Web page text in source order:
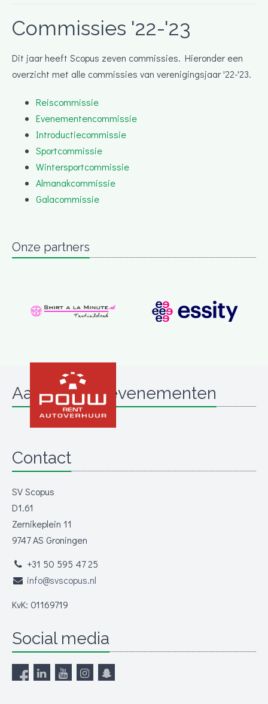
Commissies '22-'23
Dit jaar heeft Scopus zeven commissies. Hieronder een
overzicht met alle commissies van verenigingsjaar '22-'23.
Reiscommissie
Evenementencommissie
Introductiecommissie
Sportcommissie
Wintersportcommissie
Almanakcommissie
Galacommissie
Onze partners
Aanstaande evenementen
Contact
SV Scopus
D1.61
Zernikeplein 11
9747 AS Groningen
+31 50 595 47 25
info@svscopus.nl
KvK: 01169719
Social media